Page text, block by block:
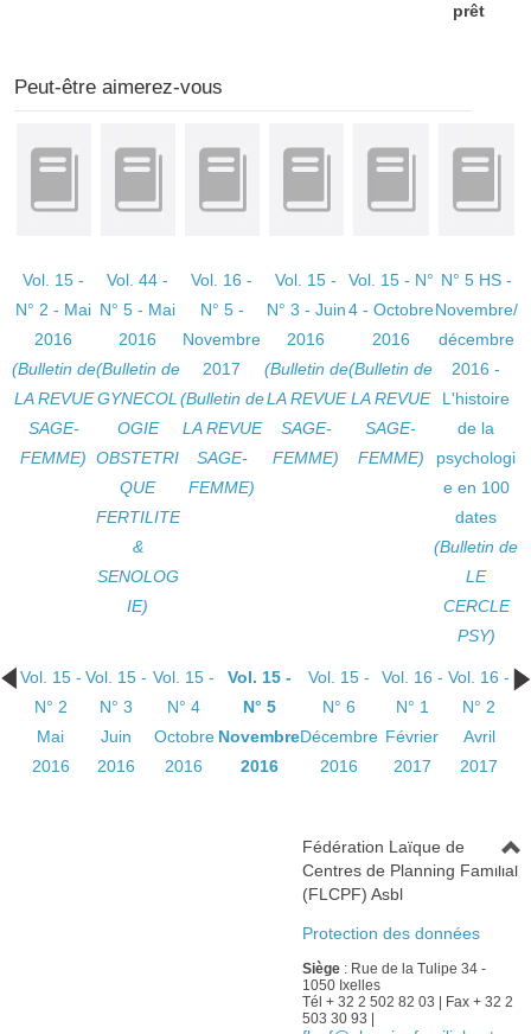
prêt
Peut-être aimerez-vous
Vol. 15 -
N° 2 - Mai
2016
(Bulletin de
LA REVUE
SAGE-
FEMME)
Vol. 44 -
N° 5 - Mai
2016
(Bulletin de
GYNECOL
OGIE
OBSTETRI
QUE
FERTILITE
&
SENOLOG
IE)
Vol. 16 -
N° 5 -
Novembre
2017
(Bulletin de
LA REVUE
SAGE-
FEMME)
Vol. 15 -
N° 3 - Juin
2016
(Bulletin de
LA REVUE
SAGE-
FEMME)
Vol. 15 - N°
4 - Octobre
2016
(Bulletin de
LA REVUE
SAGE-
FEMME)
N° 5 HS -
Novembre/
décembre
2016 -
L'histoire
de la
psychologi
e en 100
dates
(Bulletin de
LE
CERCLE
PSY)
Vol. 15 -
N° 2
Mai
2016
Vol. 15 -
N° 3
Juin
2016
Vol. 15 -
N° 4
Octobre
2016
Vol. 15 -
N° 5
Novembre
2016
Vol. 15 -
N° 6
Décembre
2016
Vol. 16 -
N° 1
Février
2017
Vol. 16 -
N° 2
Avril
2017
Fédération Laïque de
Centres de Planning Familial
(FLCPF) Asbl
Protection des données
Siège: Rue de la Tulipe 34 -
1050 Ixelles
Tél + 32 2 502 82 03 | Fax + 32 2
503 30 93 |